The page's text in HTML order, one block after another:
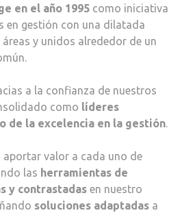
en el año 1995 como iniciativa
en gestión con una dilatada
y unidos alrededor de un
a la confianza de nuestros
como líderes
de la excelencia en la gestión.
valor a cada uno de
las herramientas de
y contrastadas en nuestro
soluciones adaptadas a